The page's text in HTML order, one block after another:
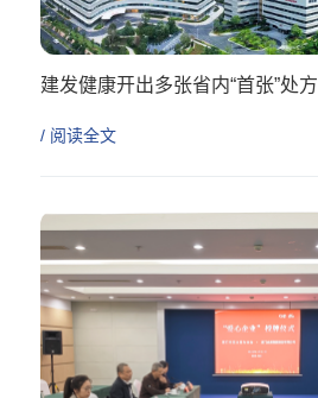
建发健康开出多张省内“首张”处方
/ 阅读全文